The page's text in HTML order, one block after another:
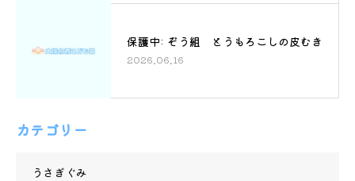
保護中: ぞう組 とうもろこしの皮むき
2026.06.16
カテゴリー
うさぎぐみ